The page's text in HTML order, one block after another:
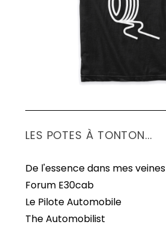
LES POTES À TONTON...
De l'essence dans mes veines
Forum E30cab
Le Pilote Automobile
The Automobilist